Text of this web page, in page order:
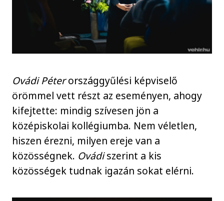
Ovádi Péterországgyűlési képviselő
örömmel vett részt az eseményen, ahogy
kifejtette: mindig szívesen jön a
középiskolai kollégiumba. Nem véletlen,
hiszen érezni, milyen ereje van a
közösségnek. Ovádiszerint a kis
közösségek tudnak igazán sokat elérni.